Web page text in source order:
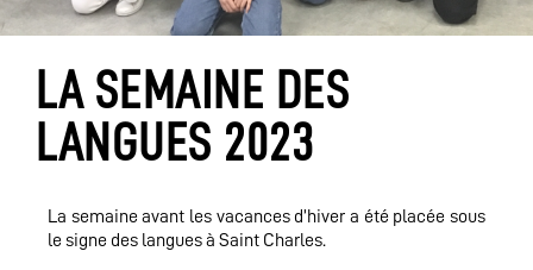
LA SEMAINE DES
LANGUES 2023
La semaine avant les vacances d’hiver a été placée sous
le signe des langues à Saint Charles.